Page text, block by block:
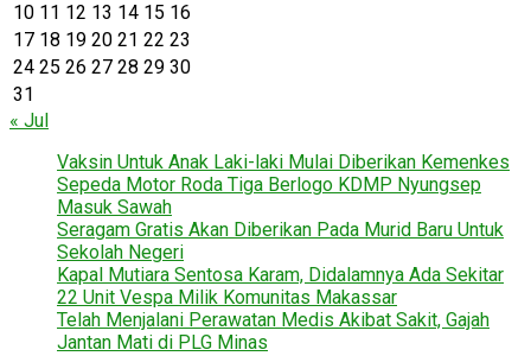
10 11 12 13 14 15 16
17 18 19 20 21 22 23
24 25 26 27 28 29 30
31
« Jul
Vaksin Untuk Anak Laki-laki Mulai Diberikan Kemenkes
Sepeda Motor Roda Tiga Berlogo KDMP Nyungsep
Masuk Sawah
Seragam Gratis Akan Diberikan Pada Murid Baru Untuk
Sekolah Negeri
Kapal Mutiara Sentosa Karam, Didalamnya Ada Sekitar
22 Unit Vespa Milik Komunitas Makassar
Telah Menjalani Perawatan Medis Akibat Sakit, Gajah
Jantan Mati di PLG Minas